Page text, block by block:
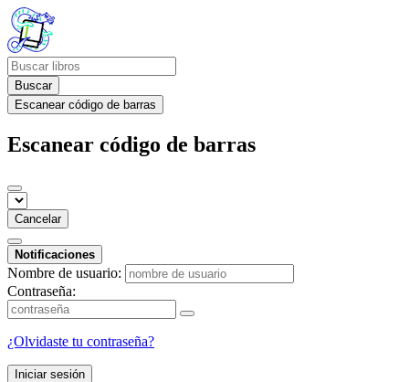
Buscar
Escanear código de barras
Escanear código de barras
Cancelar
Notificaciones
Nombre de usuario:
Contraseña:
¿Olvidaste tu contraseña?
Iniciar sesión